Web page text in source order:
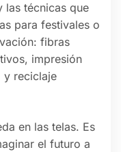
las técnicas que
para festivales o
fibras
impresión
y reciclaje
en las telas. Es
el futuro a